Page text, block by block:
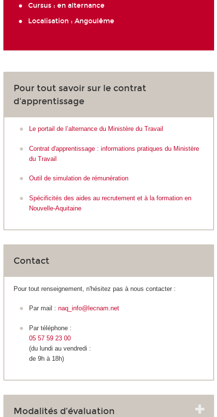
Cursus : en alternance
Localisation : Angoulême
Pour tout savoir sur le contrat
d'apprentissage
Le portail de l’alternance du Ministère du Travail
Contrat d'apprentissage : informations pratiques du Ministère
du Travail
Outil de simulation de rémunération
Spécificités des aides au recrutement et à la formation en
Nouvelle-Aquitaine
Contact
Pour tout renseignement, n'hésitez pas à nous contacter :
Par mail : naq_info@lecnam.net
Par téléphone :
05 57 59 23 00
(du lundi au vendredi :
de 9h à 18h)
Modalités d’évaluation